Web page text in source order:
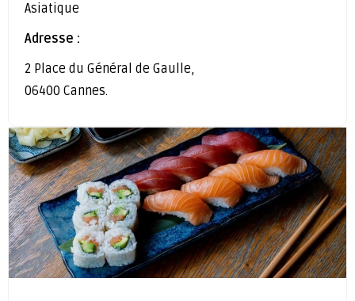
Asiatique
Adresse :
2 Place du Général de Gaulle,
06400 Cannes.